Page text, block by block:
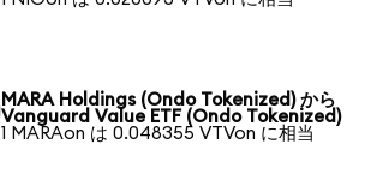
MARA Holdings (Ondo Tokenized) から
Vanguard Value ETF (Ondo Tokenized)
1 MARAon は 0.048355 VTVon に相当